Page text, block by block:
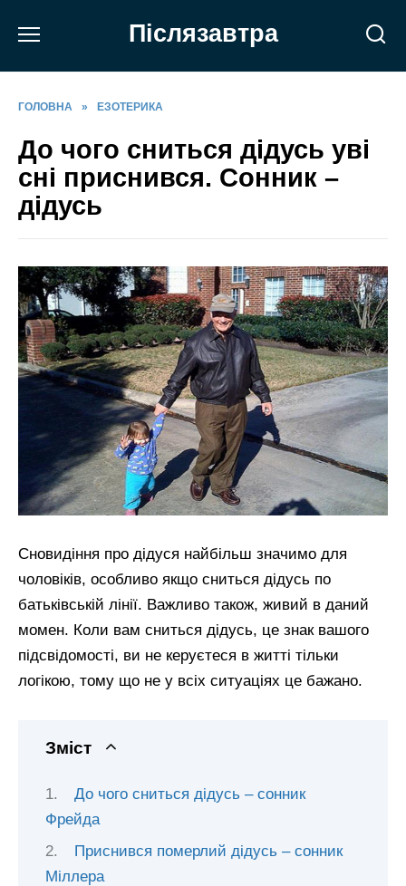
Післязавтра
ГОЛОВНА » ЕЗОТЕРИКА
До чого сниться дідусь уві
сні приснився. Сонник –
дідусь
Сновидіння про дідуся найбільш значимо для
чоловіків, особливо якщо сниться дідусь по
батьківській лінії. Важливо також, живий в даний
момен. Коли вам сниться дідусь, це знак вашого
підсвідомості, ви не керуєтеся в житті тільки
логікою, тому що не у всіх ситуаціях це бажано.
Зміст
До чого сниться дідусь – сонник
Фрейда
Приснився померлий дідусь – сонник
Міллера